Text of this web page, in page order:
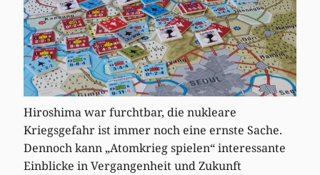
Hiroshima war furchtbar, die nukleare
Kriegsgefahr ist immer noch eine ernste Sache.
Dennoch kann „Atomkrieg spielen“ interessante
Einblicke in Vergangenheit und Zukunft